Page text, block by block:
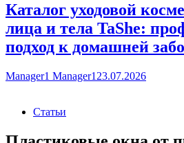
Каталог уходовой
лица и тела TaShe:
подход к домашней
Manager1 Manager1 23.07.2026
Статьи